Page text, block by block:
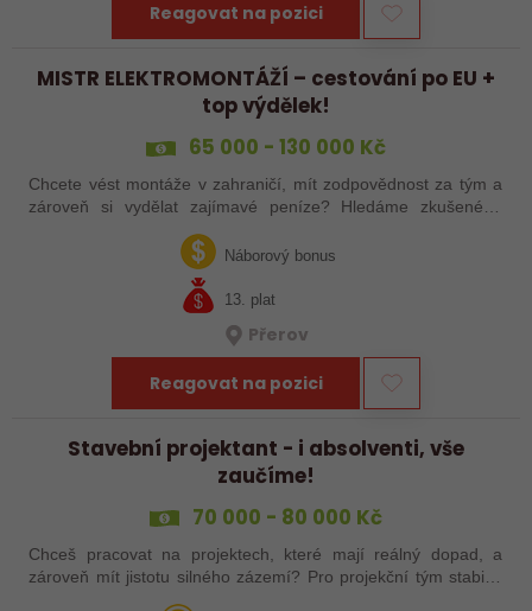
Reagovat na pozici
MISTR ELEKTROMONTÁŽÍ – cestování po EU +
top výdělek!
65 000 - 130 000 Kč
Chcete vést montáže v zahraničí, mít zodpovědnost za tým a
zároveň si vydělat zajímavé peníze? Hledáme zkušeného
elektrotechnika, který se nebojí vzít věci do vlastních rukou –
Náborový bonus
13. plat
Přerov
Reagovat na pozici
Stavební projektant - i absolventi, vše
zaučíme!
70 000 - 80 000 Kč
Chceš pracovat na projektech, které mají reálný dopad, a
zároveň mít jistotu silného zázemí? Pro projekční tým stabilní